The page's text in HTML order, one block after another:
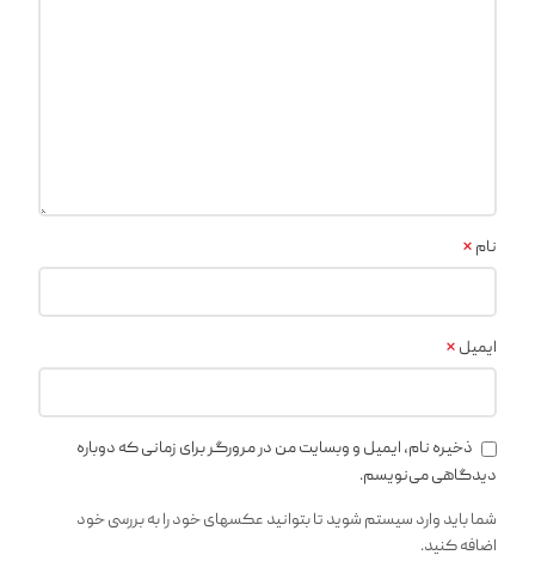
نام *
ایمیل *
ذخیره نام، ایمیل و وبسایت من در مرورگر برای زمانی که دوباره
دیدگاهی می‌نویسم.
شما باید وارد سیستم شوید تا بتوانید عکسهای خود را به بررسی خود
اضافه کنید.